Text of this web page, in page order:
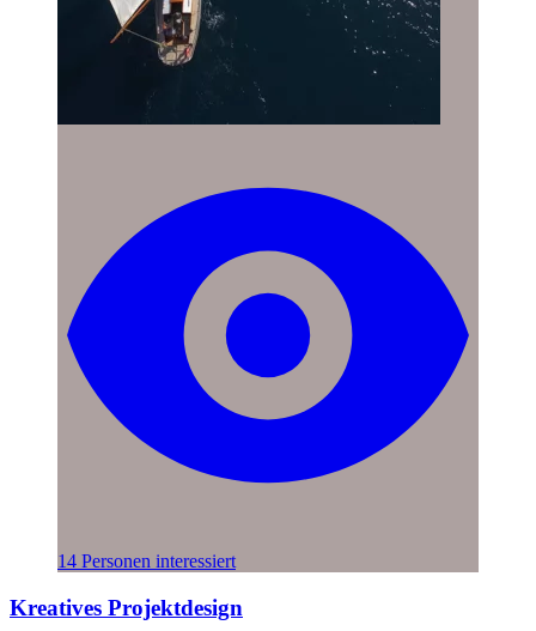
14 Personen interessiert
Kreatives Projektdesign